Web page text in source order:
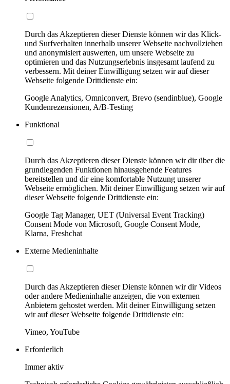
Durch das Akzeptieren dieser Dienste können wir das Klick-
und Surfverhalten innerhalb unserer Webseite nachvollziehen
und anonymisiert auswerten, um unsere Webseite zu
optimieren und das Nutzungserlebnis insgesamt laufend zu
verbessern. Mit deiner Einwilligung setzen wir auf dieser
Webseite folgende Drittdienste ein:
Google Analytics, Omniconvert, Brevo (sendinblue), Google
Kundenrezensionen, A/B-Testing
Funktional
Durch das Akzeptieren dieser Dienste können wir dir über die
grundlegenden Funktionen hinausgehende Features
bereitstellen und dir eine komfortable Nutzung unserer
Webseite ermöglichen. Mit deiner Einwilligung setzen wir auf
dieser Webseite folgende Drittdienste ein:
Google Tag Manager, UET (Universal Event Tracking)
Consent Mode von Microsoft, Google Consent Mode,
Klarna, Freshchat
Externe Medieninhalte
Durch das Akzeptieren dieser Dienste können wir dir Videos
oder andere Medieninhalte anzeigen, die von externen
Anbietern gehostet werden. Mit deiner Einwilligung setzen
wir auf dieser Webseite folgende Drittdienste ein:
Vimeo, YouTube
Erforderlich
Immer aktiv